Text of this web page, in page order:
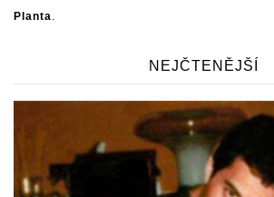
Planta.
NEJČTENĚJŠÍ